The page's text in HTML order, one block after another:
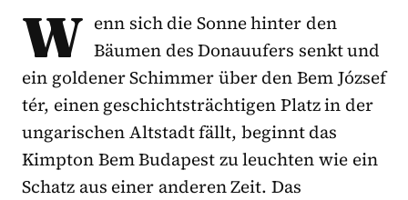
W enn sich die Sonne hinter den
Bäumen des Donauufers senkt und
ein goldener Schimmer über den Bem József
tér, einen geschichtsträchtigen Platz in der
ungarischen Altstadt fällt, beginnt das
Kimpton Bem Budapest zu leuchten wie ein
Schatz aus einer anderen Zeit. Das